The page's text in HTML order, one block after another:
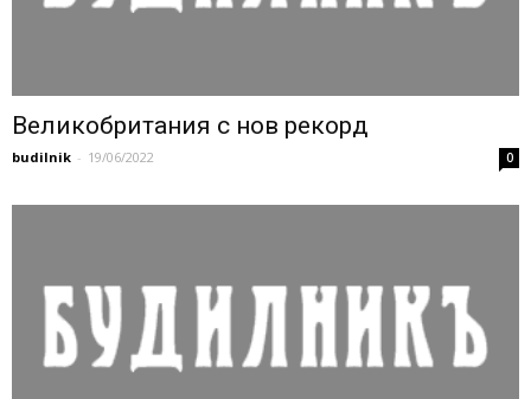
Великобритания с нов рекорд
budilnik - 19/06/2022 0